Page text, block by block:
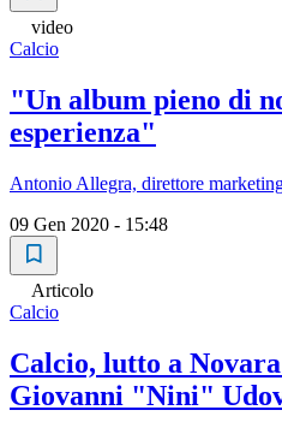
video
Calcio
"Un album pieno di
esperienza"
Antonio Allegra, direttore
09 Gen 2020 - 15:48
Articolo
Calcio
Calcio, lutto a
Giovanni "Nini"